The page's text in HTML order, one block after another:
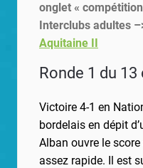
onglet «
Interclubs adultes
Aquitaine II
Ronde 1 du
Victoire 4-1 en
bordelais en dépit
Alban ouvre le
assez rapide. Il est